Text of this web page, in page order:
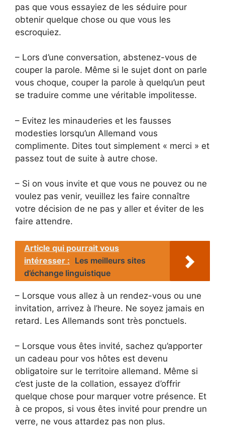
pas que vous essayiez de les séduire pour
obtenir quelque chose ou que vous les
escroquiez.
– Lors d’une conversation, abstenez-vous de
couper la parole. Même si le sujet dont on parle
vous choque, couper la parole à quelqu’un peut
se traduire comme une véritable impolitesse.
– Evitez les minauderies et les fausses
modesties lorsqu’un Allemand vous
complimente. Dites tout simplement « merci » et
passez tout de suite à autre chose.
– Si on vous invite et que vous ne pouvez ou ne
voulez pas venir, veuillez les faire connaître
votre décision de ne pas y aller et éviter de les
faire attendre.
Article qui pourrait vous
intéresser : Les meilleurs sites
d’échange linguistique
– Lorsque vous allez à un rendez-vous ou une
invitation, arrivez à l’heure. Ne soyez jamais en
retard. Les Allemands sont très ponctuels.
– Lorsque vous êtes invité, sachez qu’apporter
un cadeau pour vos hôtes est devenu
obligatoire sur le territoire allemand. Même si
c’est juste de la collation, essayez d’offrir
quelque chose pour marquer votre présence. Et
à ce propos, si vous êtes invité pour prendre un
verre, ne vous attardez pas non plus.